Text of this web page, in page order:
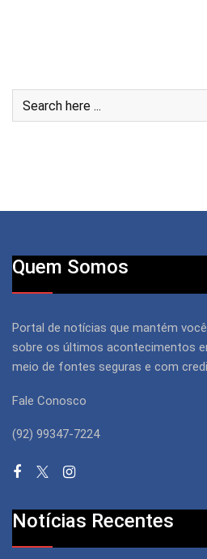
Quem Somos
Portal de notícias que mantém
sobre os últimos acontecimentos
meio de fontes seguras e com
Fale Conosco
(92) 99347-7224
Notícias Recentes